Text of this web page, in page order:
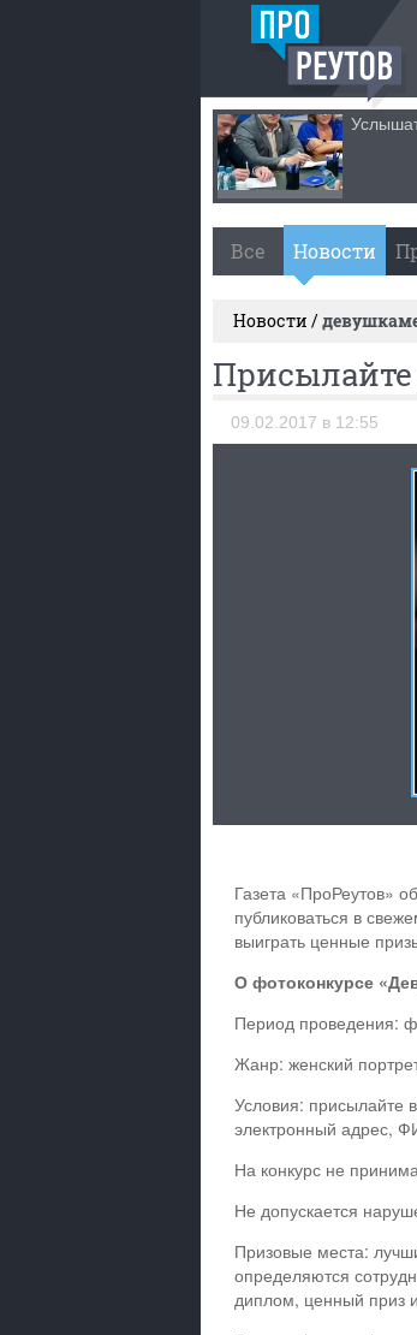
Все Новости
Новости /
09.02.2017 в 12:55
Газета «ПроРеутов»
публиковаться в
выиграть ценные
О фотоконкурсе
Период проведения:
Жанр: женский
Условия: присылайте
электронный адрес,
На конкурс не
Не допускается
Призовые места:
определяются
диплом, ценный приз